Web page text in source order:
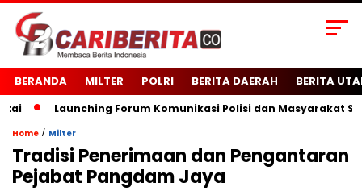
BERANDA MILTER POLRI BERITA DAERAH BERITA
Launching Forum Komunikasi Polisi dan Masyarakat
Home / Milter
Tradisi Penerimaan dan Pengantaran
Pejabat Pangdam Jaya